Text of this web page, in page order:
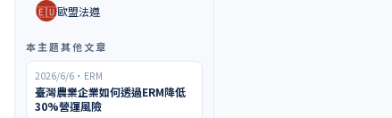
🇪🇺歐盟法遵
本主題其他文章
2026/6/6 ・ ERM
臺灣農業企業如何透過ERM降低
30%營運風險